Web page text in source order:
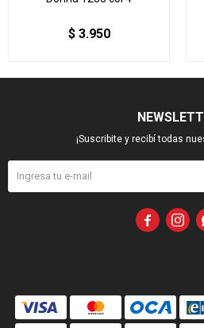
$ 3.950
¡Suscribite y recibí todas
 